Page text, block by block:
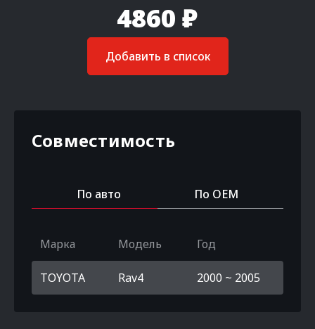
4860 ₽
Добавить в список
Совместимость
По авто По OEM
Марка Модель Год
TOYOTA Rav4 2000 ~ 2005